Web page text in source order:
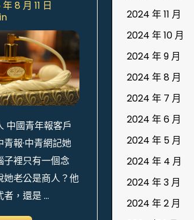
8 月 11 日
中國青年報客戶
報·中青網記她
子裡只有一個念
她老公是商人？他
者，還是 …
2024 年 11 月
2024 年 10 月
2024 年 9 月
2024 年 8 月
2024 年 7 月
2024 年 6 月
2024 年 5 月
2024 年 4 月
2024 年 3 月
2024 年 2 月